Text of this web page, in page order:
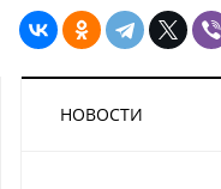
НОВОСТИ